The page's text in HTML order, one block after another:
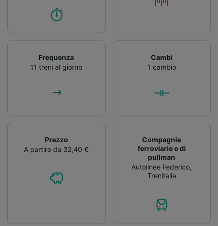
Frequenza
11 treni al giorno
Cambi
1 cambio
Prezzo
A partire da 32,40 €
Compagnie
ferroviarie e di
pullman
Autolinee Federico,
Trenitalia